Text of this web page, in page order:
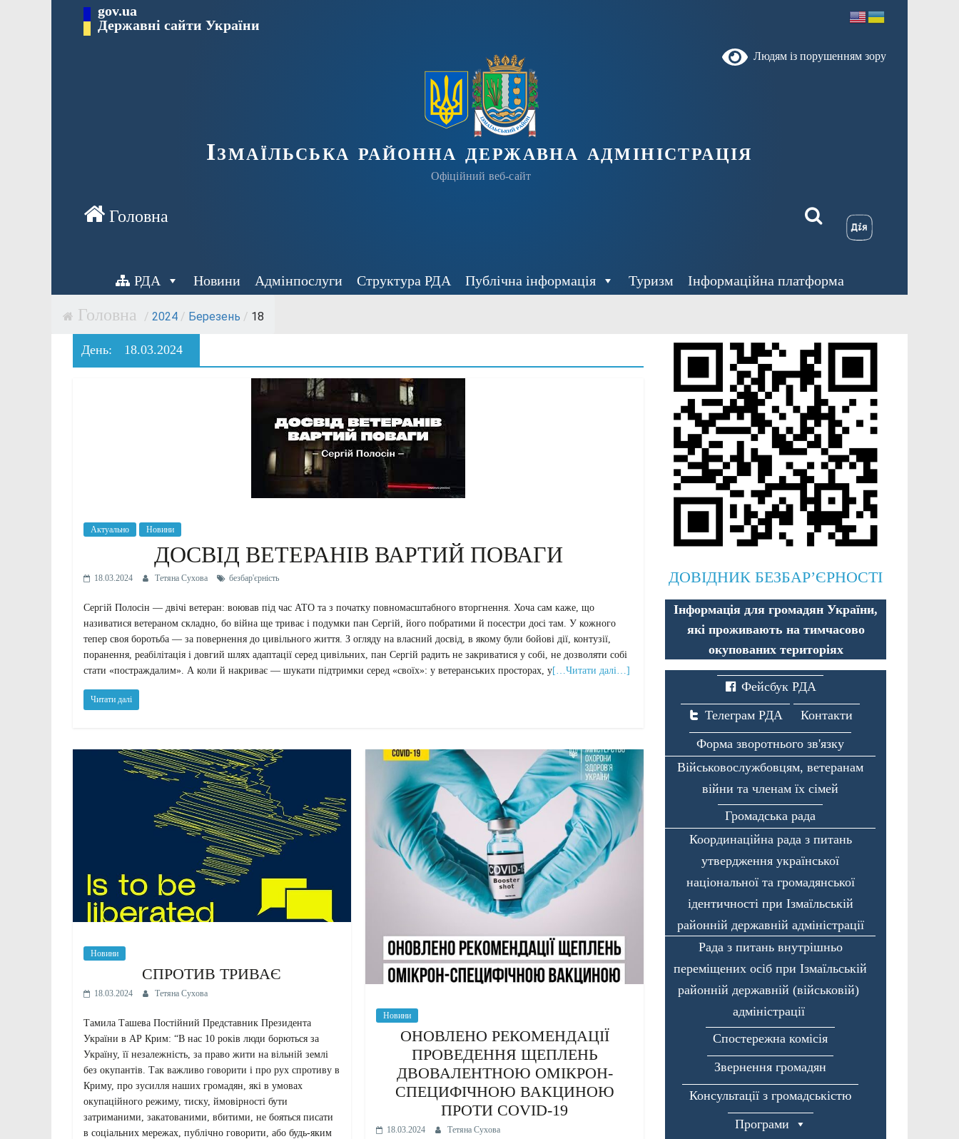
gov.ua
Державні сайти України
Людям із порушенням зору
Ізмаїльська районна державна адміністрація
Офіційний веб-сайт
РДА Новини Адмінпослуги Структура РДА Публічна інформація Туризм Інформаційна платформа
/ 2024 / Березень / 18
День: 18.03.2024
Актуально Новини
ДОСВІД ВЕТЕРАНІВ ВАРТИЙ ПОВАГИ
18.03.2024 Тетяна Сухова безбар'єрність
Сергій Полосін — двічі ветеран: воював під час АТО та з початку повномасштабного вторгнення. Хоча сам каже, що
називатися ветераном складно, бо війна ще триває і подумки пан Сергій, його побратими й посестри досі там. У кожного
тепер своя боротьба — за повернення до цивільного життя. З огляду на власний досвід, в якому були бойові дії, контузії,
поранення, реабілітація і довгий шлях адаптації серед цивільних, пан Сергій радить не закриватися у собі, не дозволяти собі
стати «постраждалим». А коли й накриває — шукати підтримки серед «своїх»: у ветеранських просторах, у[…Читати далі…]
Читати далі
Новини
СПРОТИВ ТРИВАЄ
18.03.2024 Тетяна Сухова
Тамила Ташева Постійний Представник Президента
України в АР Крим: “В нас 10 років люди борються за
Україну, її незалежність, за право жити на вільній землі
без окупантів. Так важливо говорити і про рух спротиву в
Криму, про зусилля наших громадян, які в умовах
окупаційного режиму, тиску, ймовірності бути
затриманими, закатованими, вбитими, не бояться писати
в соціальних мережах, публічно говорити, або будь-яким
Новини
ОНОВЛЕНО РЕКОМЕНДАЦІЇ
ПРОВЕДЕННЯ ЩЕПЛЕНЬ
ДВОВАЛЕНТНОЮ ОМІКРОН-
СПЕЦИФІЧНОЮ ВАКЦИНОЮ
ПРОТИ COVID-19
18.03.2024 Тетяна Сухова
ДОВІДНИК БЕЗБАР’ЄРНОСТІ
Інформація для громадян України,
які проживають на тимчасово
окупованих територіях
Фейсбук РДА
Телеграм РДА
Контакти
Форма зворотнього зв'язку
Військовослужбовцям, ветеранам
війни та членам їх сімей
Громадська рада
Координаційна рада з питань
утвердження української
національної та громадянської
ідентичності при Ізмаїльській
районній державній адміністрації
Рада з питань внутрішньо
переміщених осіб при Ізмаїльській
районній державній (військовій)
адміністрації
Спостережна комісія
Звернення громадян
Консультації з громадськістю
Програми